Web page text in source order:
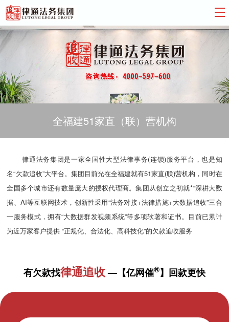
全福建51家直（联）营机构
律通法务集团是一家全国性大型法律事务(连锁)服务平台，也是知
名“欠款追收”大平台。集团目前光在全福建就有51家直(联)营机构，同时在
全国多个城市还有数量庞大的授权代理商。集团从创立之初就**深耕大数
据、AI等互联网技术，创新性采用“法务对接+法律措施+大数据追收”三合
一服务模式，拥有“大数据群发视频系统”等多项软著和证书。目前已累计
为近万家客户提供 “正规化、合法化、高科技化”的欠款追收服务
有欠款找律通追收—【亿网催®】回款更快